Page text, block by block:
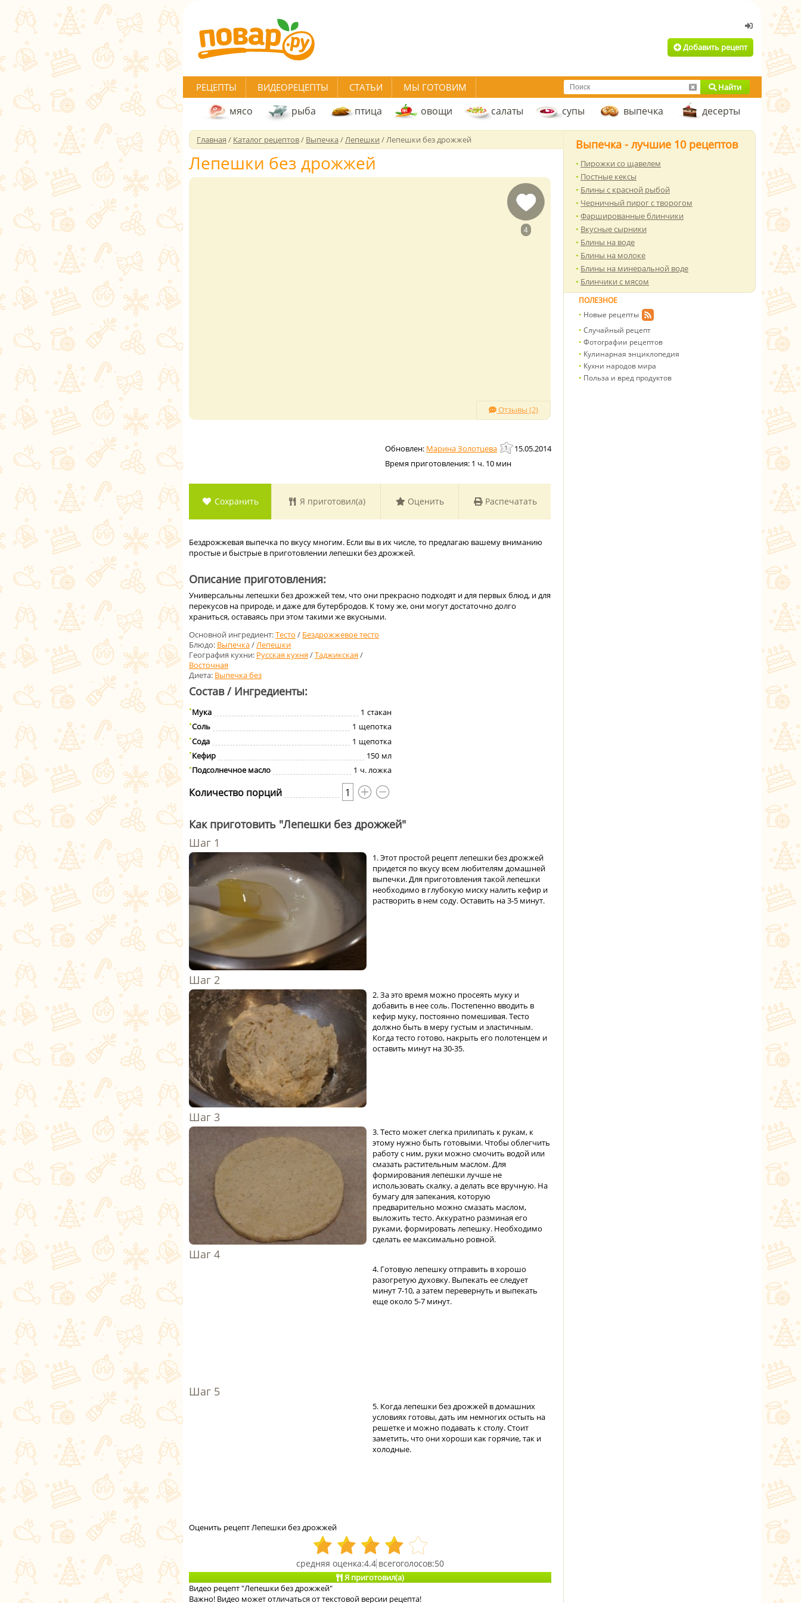
Добавить рецепт
РЕЦЕПТЫ ВИДЕОРЕЦЕПТЫ СТАТЬИ МЫ ГОТОВИМ Найти
мясо рыба птица овощи салаты супы выпечка десерты
Главная / Каталог рецептов/ Выпечка/Лепешки /Лепешки без дрожжей
Лепешки без дрожжей
Отзывы (2)
4
Марина Золотцева
15.05.2014
Время приготовления: 1 ч. 10 мин
Сохранить Я приготовил(а) Оценить Распечатать
Бездрожжевая выпечка по вкусу многим. Если вы в их числе, то предлагаю вашему вниманию
простые и быстрые в приготовлении лепешки без дрожжей.
Описание приготовления:
Универсальны лепешки без дрожжей тем, что они прекрасно подходят и для первых блюд, и для
перекусов на природе, и даже для бутербродов. К тому же, они могут достаточно долго
храниться, оставаясь при этом такими же вкусными.
Основной ингредиент:Тесто / Бездрожжевое тесто
Блюдо: Выпечка/Лепешки
География кухни: Русская кухня/Таджикская/
Восточная
Диета: Выпечка без
Состав / Ингредиенты:
Мука 1 стакан
Соль
1 щепотка
Сода
1 щепотка
Кефир
150 мл
Подсолнечное масло
1 ч. ложка
Количество порций 1
Как приготовить "Лепешки без дрожжей"
1. Этот простой рецепт лепешки без дрожжей
придется по вкусу всем любителям домашней
выпечки. Для приготовления такой лепешки
необходимо в глубокую миску налить кефир и
растворить в нем соду. Оставить на 3-5 минут.
2. За это время можно просеять муку и
добавить в нее соль. Постепенно вводить в
кефир муку, постоянно помешивая. Тесто
должно быть в меру густым и эластичным.
Когда тесто готово, накрыть его полотенцем и
оставить минут на 30-35.
3. Тесто может слегка прилипать к рукам, к
этому нужно быть готовыми. Чтобы облегчить
работу с ним, руки можно смочить водой или
смазать растительным маслом. Для
формирования лепешки лучше не
использовать скалку, а делать все вручную. На
бумагу для запекания, которую
предварительно можно смазать маслом,
выложить тесто. Аккуратно разминая его
руками, формировать лепешку. Необходимо
сделать ее максимально ровной.
4. Готовую лепешку отправить в хорошо
разогретую духовку. Выпекать ее следует
минут 7-10, а затем перевернуть и выпекать
еще около 5-7 минут.
5. Когда лепешки без дрожжей в домашних
условиях готовы, дать им немногих остыть на
решетке и можно подавать к столу. Стоит
заметить, что они хороши как горячие, так и
холодные.
Оценить рецепт Лепешки без дрожжей
4.4 50
Я приготовил(а)
Видео рецепт "Лепешки без дрожжей"
Важно! Видео может отличаться от текстовой версии рецепта!
Выпечка - лучшие 10 рецептов
Пирожки со щавелем
Постные кексы
Блины с красной рыбой
Черничный пирог с творогом
Фаршированные блинчики
Вкусные сырники
Блины на воде
Блины на молоке
Блины на минеральной воде
Блинчики с мясом
ПОЛЕЗНОЕ
Новые рецепты
Случайный рецепт
Фотографии рецептов
Кулинарная энциклопедия
Кухни народов мира
Польза и вред продуктов